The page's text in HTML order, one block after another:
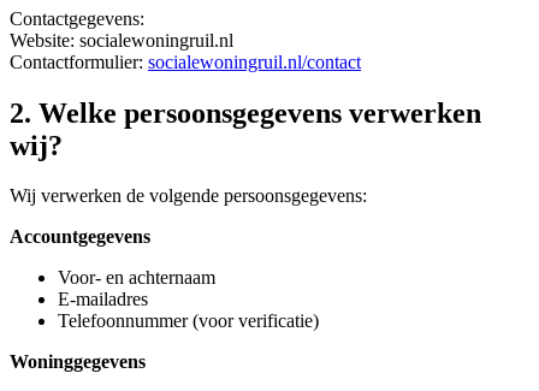
Contactgegevens:
Website: socialewoningruil.nl
Contactformulier: socialewoningruil.nl/contact
2. Welke persoonsgegevens verwerken
wij?
Wij verwerken de volgende persoonsgegevens:
Accountgegevens
Voor- en achternaam
E-mailadres
Telefoonnummer (voor verificatie)
Woninggegevens